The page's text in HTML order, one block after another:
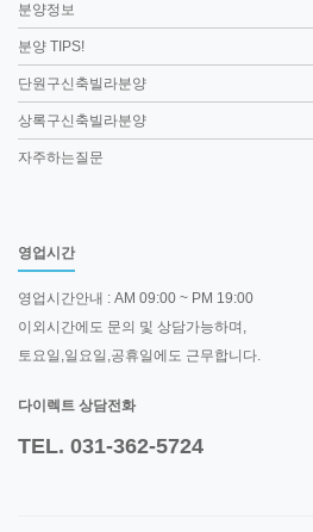
분양정보
분양 TIPS!
단원구신축빌라분양
상록구신축빌라분양
자주하는질문
영업시간
영업시간안내 : AM 09:00 ~ PM 19:00
이외시간에도 문의 및 상담가능하며,
토요일,일요일,공휴일에도 근무합니다.
다이렉트 상담전화
TEL. 031-362-5724